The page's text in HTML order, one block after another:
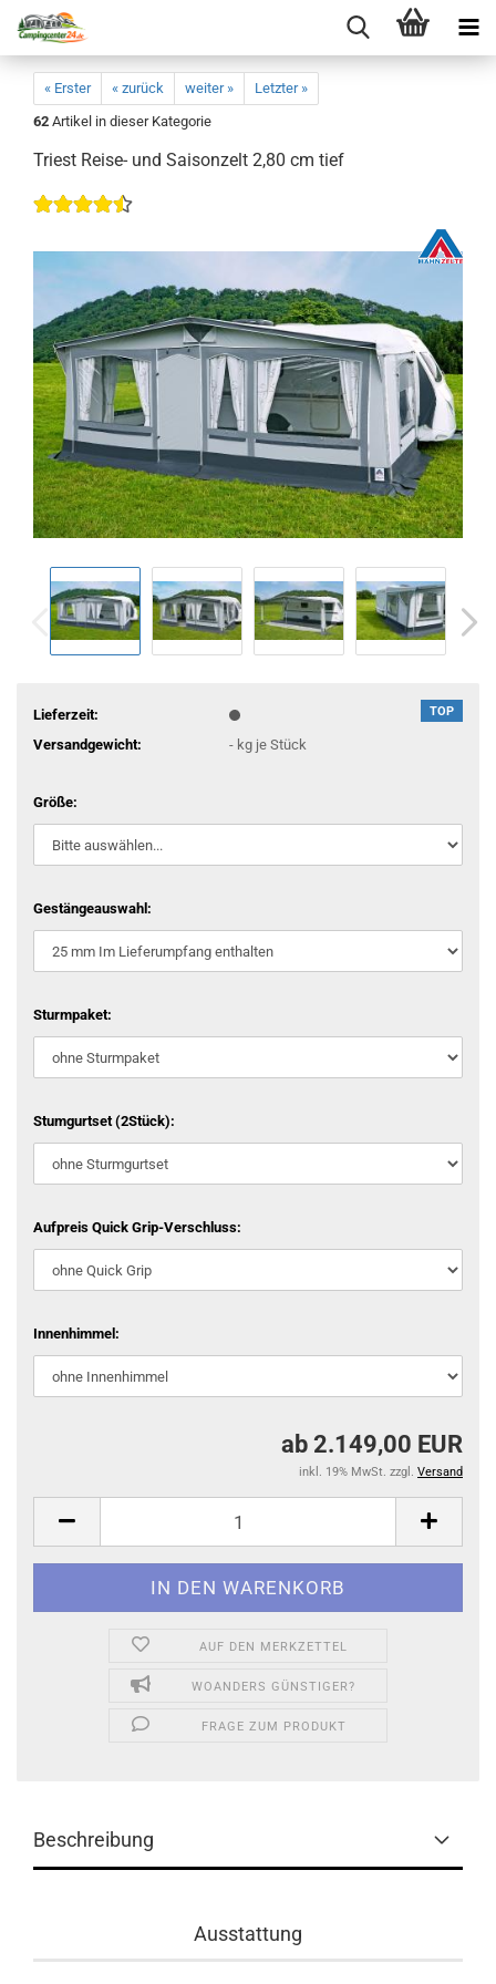
« Erster « zurück weiter »
Letzter »
62 Artikel in dieser Kategorie
Triest Reise- und Saisonzelt 2,80 cm tief
TOP
Lieferzeit:
Versandgewicht:
-kg je Stück
Größe:
Gestängeauswahl:
Sturmpaket:
Stumgurtset (2Stück):
Aufpreis Quick Grip-Verschluss:
Innenhimmel:
ab 2.149,00 EUR
inkl. 19% MwSt. zzgl. Versand
AUF DEN MERKZETTEL
WOANDERS GÜNSTIGER?
FRAGE ZUM PRODUKT
Beschreibung
Ausstattung